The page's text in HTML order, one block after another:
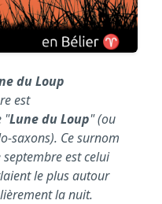
du Loup
est
"Lune du Loup" (ou
saxons). Ce surnom
est celui
le plus autour
la nuit.